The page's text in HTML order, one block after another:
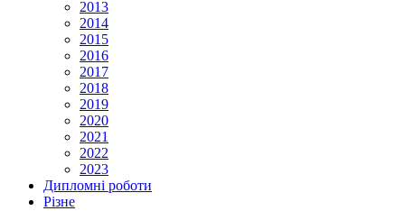
2013
2014
2015
2016
2017
2018
2019
2020
2021
2022
2023
Дипломні роботи
Різне